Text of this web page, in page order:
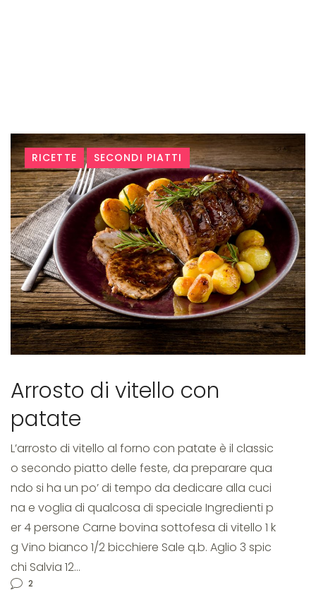
Tag:
preparare
arrosto
di
vitello
con
patate
RICETTE SECONDI PIATTI
Arrosto di vitello con
patate
L’arrosto di vitello al forno con patate è il classic
o secondo piatto delle feste, da preparare qua
ndo si ha un po’ di tempo da dedicare alla cuci
na e voglia di qualcosa di speciale Ingredienti p
er 4 persone Carne bovina sottofesa di vitello 1 k
g Vino bianco 1/2 bicchiere Sale q.b. Aglio 3 spic
chi Salvia 12…
2